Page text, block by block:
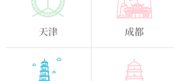
天津 成都